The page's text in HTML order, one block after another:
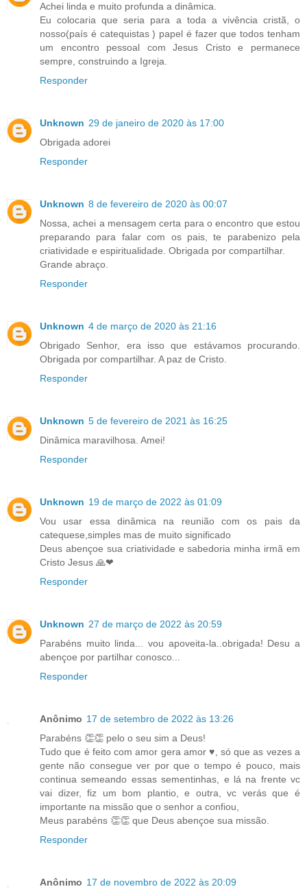
Achei linda e muito profunda a dinâmica.
Eu colocaria que seria para a toda a vivência cristã, o
nosso(país é catequistas ) papel é fazer que todos tenham
um encontro pessoal com Jesus Cristo e permanece
sempre, construindo a Igreja.
Responder
Unknown 29 de janeiro de 2020 às 17:00
Obrigada adorei
Responder
Unknown 8 de fevereiro de 2020 às 00:07
Nossa, achei a mensagem certa para o encontro que estou
preparando para falar com os pais, te parabenizo pela
criatividade e espiritualidade. Obrigada por compartilhar.
Grande abraço.
Responder
Unknown 4 de março de 2020 às 21:16
Obrigado Senhor, era isso que estávamos procurando.
Obrigada por compartilhar. A paz de Cristo.
Responder
Unknown 5 de fevereiro de 2021 às 16:25
Dinâmica maravilhosa. Amei!
Responder
Unknown 19 de março de 2022 às 01:09
Vou usar essa dinâmica na reunião com os pais da
catequese,simples mas de muito significado
Deus abençoe sua criatividade e sabedoria minha irmã em
Cristo Jesus 🙏❤
Responder
Unknown 27 de março de 2022 às 20:59
Parabéns muito linda... vou apoveita-la..obrigada! Desu a
abençoe por partilhar conosco...
Responder
Anônimo 17 de setembro de 2022 às 13:26
Parabéns 👏👏 pelo o seu sim a Deus!
Tudo que é feito com amor gera amor ♥️, só que as vezes a
gente não consegue ver por que o tempo é pouco, mais
continua semeando essas sementinhas, e lá na frente vc
vai dizer, fiz um bom plantio, e outra, vc verás que é
importante na missão que o senhor a confiou,
Meus parabéns 👏👏 que Deus abençoe sua missão.
Responder
Anônimo 17 de novembro de 2022 às 20:09